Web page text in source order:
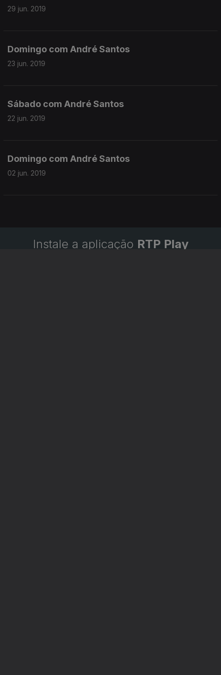
29 jun. 2019
Domingo com André Santos
23 jun. 2019
Sábado com André Santos
22 jun. 2019
Domingo com André Santos
02 jun. 2019
Instale a aplicação RTP Play